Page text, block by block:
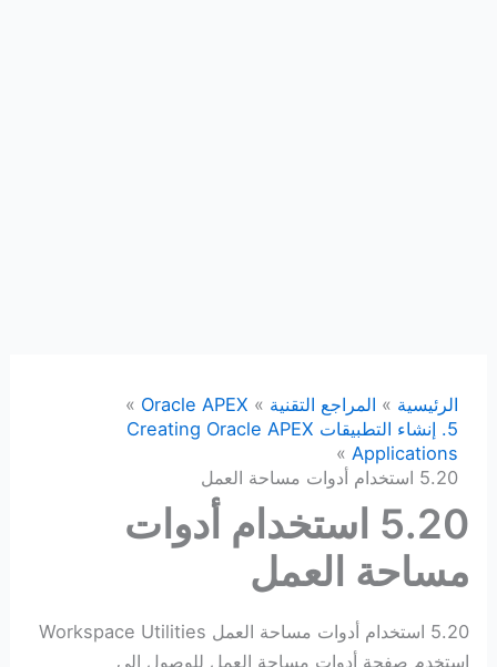
الرئيسية المراجع التقنية
Oracle APEX
5. إنشاء التطبيقات Creating Oracle APEX
Applications
5.20 استخدام أدوات مساحة العمل
5.20 استخدام أدوات
مساحة العمل
5.20 استخدام أدوات مساحة العمل Workspace Utilities
استخدم صفحة أدوات مساحة العمل للوصول إلى